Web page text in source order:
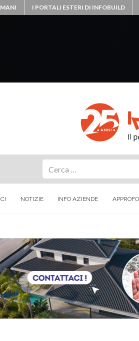
I PORTALI ESTERI DI INFOBUILD
NOTIZIE INFO AZIENDE